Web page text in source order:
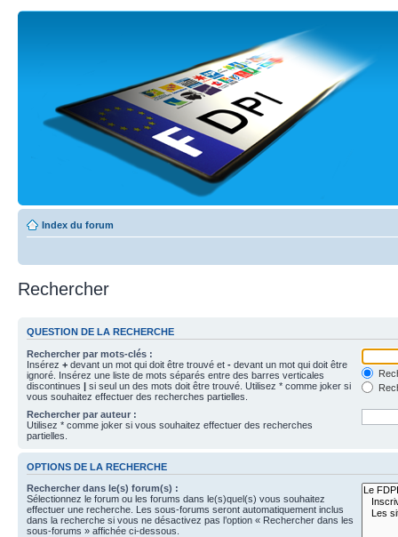
Index du forum
Rechercher
QUESTION DE LA RECHERCHE
Rechercher par mots-clés :
Insérez + devant un mot qui doit être trouvé et - devant un mot qui doit être
ignoré. Insérez une liste de mots séparés entre des barres verticales
discontinues | si seul un des mots doit être trouvé. Utilisez * comme joker si
vous souhaitez effectuer des recherches partielles.
Rechercher par auteur :
Utilisez * comme joker si vous souhaitez effectuer des recherches
partielles.
OPTIONS DE LA RECHERCHE
Rechercher dans le(s) forum(s) :
Sélectionnez le forum ou les forums dans le(s)quel(s) vous souhaitez
effectuer une recherche. Les sous-forums seront automatiquement inclus
dans la recherche si vous ne désactivez pas l’option « Rechercher dans les
sous-forums » affichée ci-dessous.